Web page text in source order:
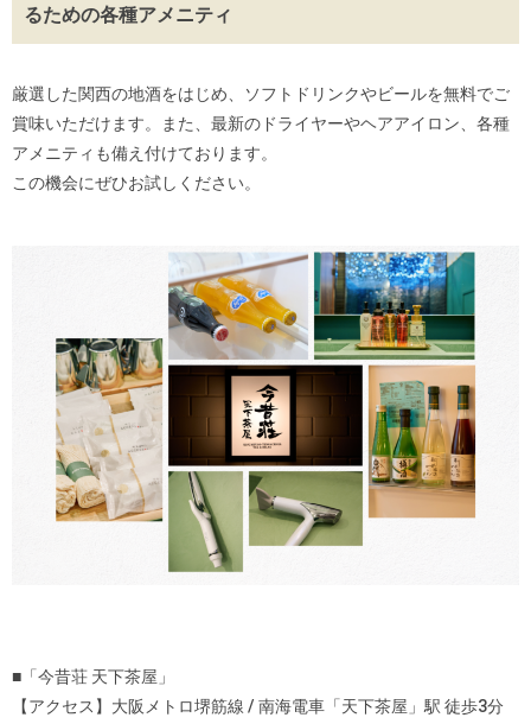
るための各種アメニティ
厳選した関西の地酒をはじめ、ソフトドリンクやビールを無料でご
賞味いただけます。また、最新のドライヤーやヘアアイロン、各種
アメニティも備え付けております。
この機会にぜひお試しください。
■「今昔荘 天下茶屋」
【アクセス】大阪メトロ堺筋線 / 南海電車「天下茶屋」駅 徒歩3分